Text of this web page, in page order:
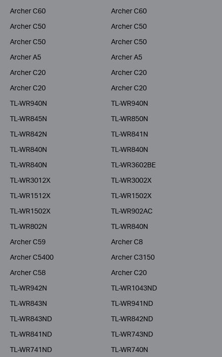
Archer C60
Archer C60
Archer C50
Archer C50
Archer C50
Archer C50
Archer A5
Archer A5
Archer C20
Archer C20
Archer C20
Archer C20
TL-WR940N
TL-WR940N
TL-WR845N
TL-WR850N
TL-WR842N
TL-WR841N
TL-WR840N
TL-WR840N
TL-WR840N
TL-WR3602BE
TL-WR3012X
TL-WR3002X
TL-WR1512X
TL-WR1502X
TL-WR1502X
TL-WR902AC
TL-WR802N
TL-WR840N
Archer C59
Archer C8
Archer C5400
Archer C3150
Archer C58
Archer C20
TL-WR942N
TL-WR1043ND
TL-WR843N
TL-WR941ND
TL-WR843ND
TL-WR842ND
TL-WR841ND
TL-WR743ND
TL-WR741ND
TL-WR740N